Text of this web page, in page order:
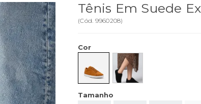
Tênis Em Suede
(Cód. 9960208)
Cor
Tamanho